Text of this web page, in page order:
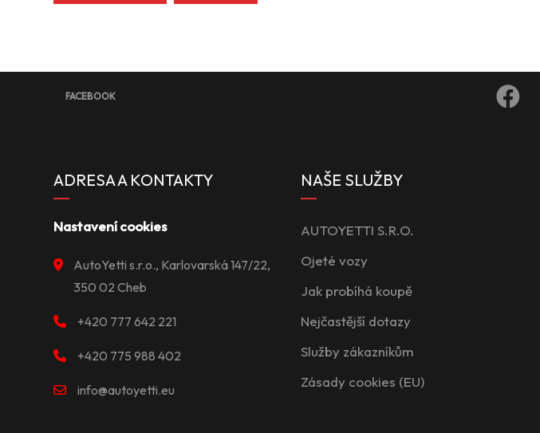
FACEBOOK
ADRESA A KONTAKTY
Nastavení cookies
AutoYetti s.r.o., Karlovarská 147/22,
350 02 Cheb
+420 777 642 221
+420 775 988 402
info@autoyetti.eu
NAŠE SLUŽBY
AUTOYETTI S.R.O.
Ojeté vozy
Jak probíhá koupě
Nejčastější dotazy
Služby zákazníkům
Zásady cookies (EU)